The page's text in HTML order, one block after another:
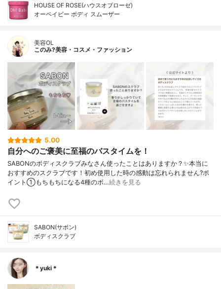
HOUSE OF ROSE(ハウスオブローゼ)
オーベイビー ボディ スムーザー
美容OL
このみ?美容・コスメ・ファッション
5.00
自分へのご褒美に至福のバスタイムを！
SABONのボディスクラブみなさん使ったことはありますか？✨本当に
おすすめのスクラブです！初め使用した時の感動は忘れられません?ポ
イント①もちもちになる4種のボ…続きを見る
SABON(サボン)
ボディスクラブ
＊yuki＊